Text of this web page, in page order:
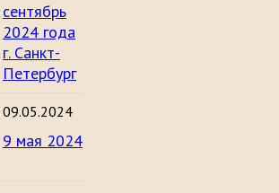
сентябрь
2024 года
г. Санкт-
Петербург
09.05.2024
9 мая 2024